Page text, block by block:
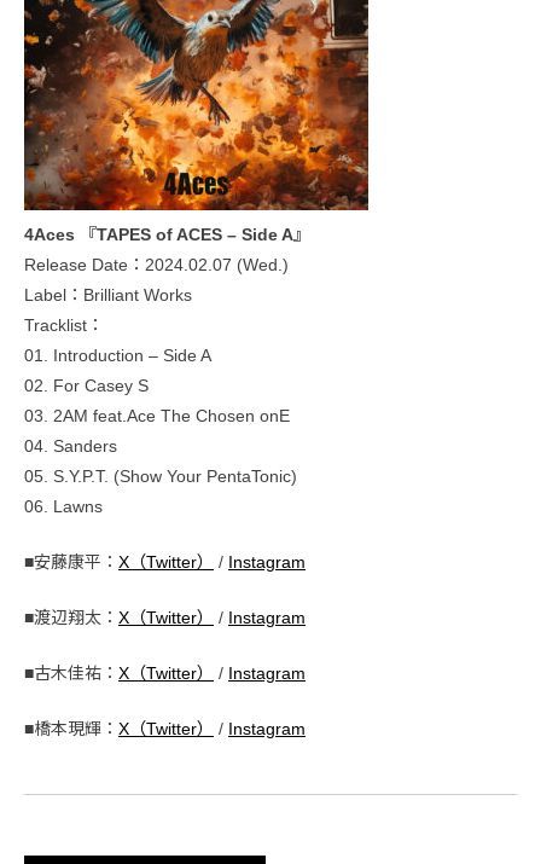
4Aces 『TAPES of ACES – Side A』
Release Date：2024.02.07 (Wed.)
Label：Brilliant Works
Tracklist：
01. Introduction – Side A
02. For Casey S
03. 2AM feat.Ace The Chosen onE
04. Sanders
05. S.Y.P.T. (Show Your PentaTonic)
06. Lawns
■安藤康平： X（Twitter） / Instagram
■渡辺翔太： X（Twitter） / Instagram
■古木佳祐： X（Twitter） / Instagram
■橋本現輝： X（Twitter） / Instagram